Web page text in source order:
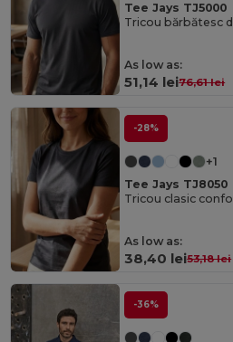
Tee Jays TJ5000
As low as:
51,14 lei76,61 lei
-28%
+1
Tee Jays TJ8050
As low as:
38,40 lei53,18 lei
-36%